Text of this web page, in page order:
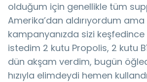
olduğum için genellikle tüm
Amerika’dan aldırıyordum ama
kampanyanızda sizi
istedim 2 kutu Propolis, 2 kutu
dün akşam verdim, bugün
hızıyla elimdeydi hemen